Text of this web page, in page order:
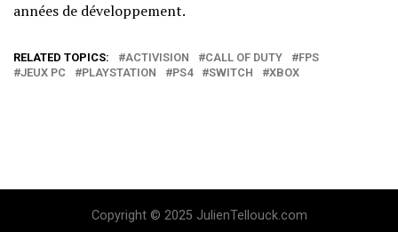
années de développement.
RELATED TOPICS: ACTIVISION CALL OF DUTY
FPS
JEUX PC
PLAYSTATION PS4 SWITCH XBOX
Copyright © 2025 JulienTellouck.com